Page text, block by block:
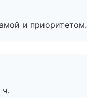
и приоритетом.